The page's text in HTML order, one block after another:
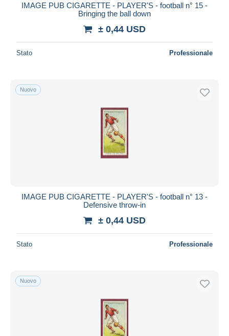
IMAGE PUB CIGARETTE - PLAYER'S - football n° 15 -
Bringing the ball down
± 0,44 USD
Stato Professionale
Nuovo
IMAGE PUB CIGARETTE - PLAYER'S - football n° 13 -
Defensive throw-in
± 0,44 USD
Stato Professionale
Nuovo